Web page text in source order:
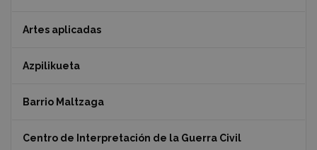
Artes aplicadas
Azpilikueta
Barrio Maltzaga
Centro de Interpretación de la Guerra Civil